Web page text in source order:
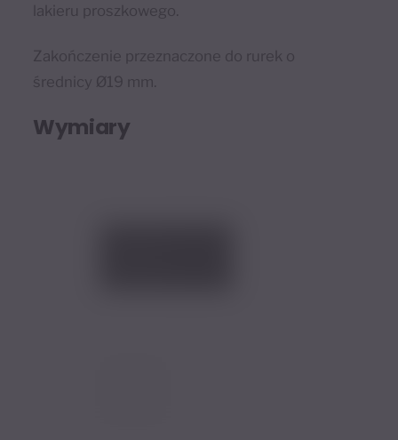
lakieru proszkowego.
Zakończenie przeznaczone do rurek o
średnicy Ø19 mm.
Wymiary